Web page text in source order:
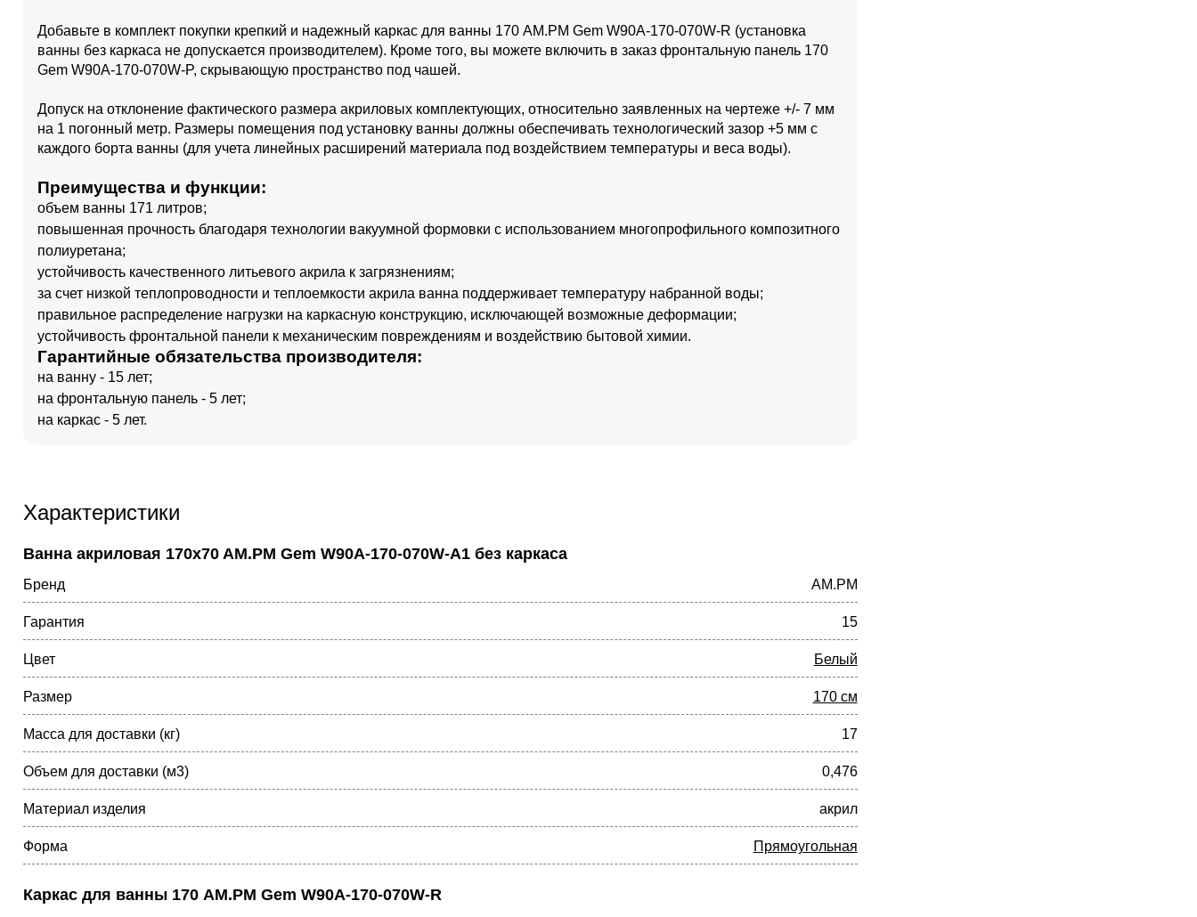
Добавьте в комплект покупки крепкий и надежный каркас для ванны 170 AM.PM Gem W90A-170-070W-R (установка
ванны без каркаса не допускается производителем). Кроме того, вы можете включить в заказ фронтальную панель 170
Gem W90A-170-070W-P, скрывающую пространство под чашей.
Допуск на отклонение фактического размера акриловых комплектующих, относительно заявленных на чертеже +/- 7 мм
на 1 погонный метр. Размеры помещения под установку ванны должны обеспечивать технологический зазор +5 мм с
каждого борта ванны (для учета линейных расширений материала под воздействием температуры и веса воды).
Преимущества и функции:
объем ванны 171 литров;
повышенная прочность благодаря технологии вакуумной формовки с использованием многопрофильного композитного
полиуретана;
устойчивость качественного литьевого акрила к загрязнениям;
за счет низкой теплопроводности и теплоемкости акрила ванна поддерживает температуру набранной воды;
правильное распределение нагрузки на каркасную конструкцию, исключающей возможные деформации;
устойчивость фронтальной панели к механическим повреждениям и воздействию бытовой химии.
Гарантийные обязательства производителя:
на ванну - 15 лет;
на фронтальную панель - 5 лет;
на каркас - 5 лет.
Характеристики
Ванна акриловая 170x70 AM.PM Gem W90A-170-070W-A1 без каркаса
Бренд AM.PM
Гарантия 15
Цвет Белый
Размер 170 см
Масса для доставки (кг) 17
Объем для доставки (м3) 0,476
Материал изделия акрил
Форма Прямоугольная
Каркас для ванны 170 AM.PM Gem W90A-170-070W-R